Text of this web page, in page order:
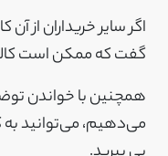
اگر سایر خریداران از آن
گفت که ممکن است
همچنین با خواندن
می‌دهیم، می‌توانید به